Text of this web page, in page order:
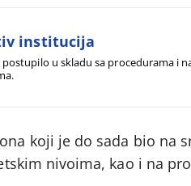
institucija
u skladu sa procedurama i
koji je do sada bio na
nivoima, kao i na